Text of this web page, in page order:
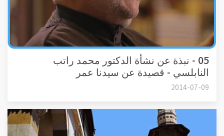
05 - نبذة عن نشأة الدكتور محمد راتب
النابلسي - قصيدة عن سيدنا عمر
2014-07-09